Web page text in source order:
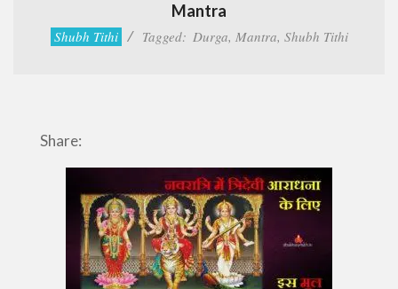
Mantra
Shubh Tithi Tagged: Durga, Mantra, Shubh Tithi
Share: